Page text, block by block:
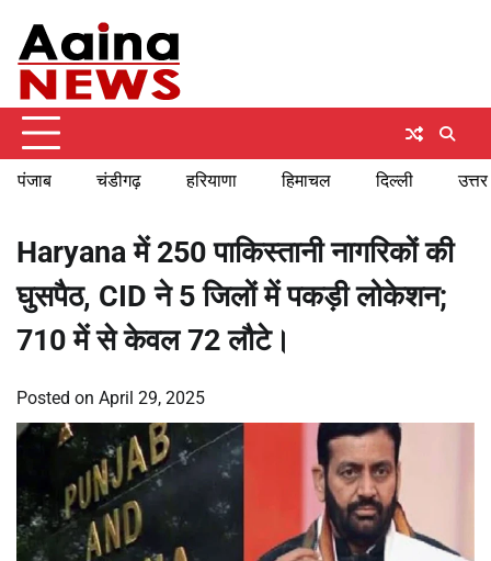
content
पंजाब चंडीगढ़ हरियाणा हिमाचल दिल्ली
Haryana में 250 पाकिस्तानी नागरिकों की
घुसपैठ, CID ने 5 जिलों में पकड़ी लोकेशन;
710 में से केवल 72 लौटे।
Posted on April 29, 2025